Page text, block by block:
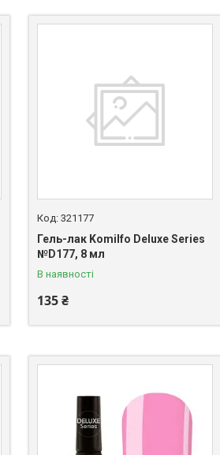
321177
Гель-лак Komilfo Deluxe Series
№D177, 8 мл
В наявності
135 ₴